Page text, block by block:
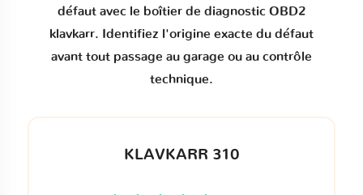
défautavec le boîtier de diagnostic OBD2
klavkarr. Identifiez l'origine exacte du défaut
avant tout passage au garage ou au contrôle
technique.
KLAVKARR 310